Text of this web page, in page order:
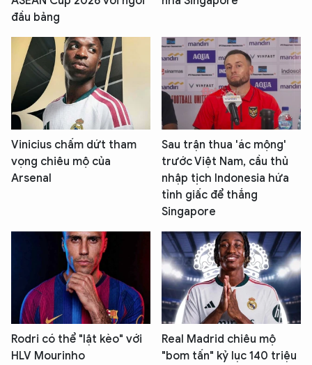
đầu bảng
Vinicius chấm dứt tham
vọng chiêu mộ của
Arsenal
Sau trận thua 'ác mộng'
trước Việt Nam, cầu thủ
nhập tịch Indonesia hứa
tỉnh giấc để thắng
Singapore
Rodri có thể "lật kèo" với
HLV Mourinho
Real Madrid chiêu mộ
"bom tấn" kỷ lục 140 triệu